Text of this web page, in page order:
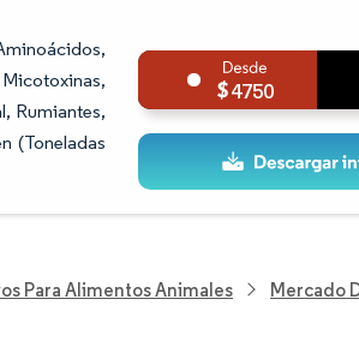
Rumiantes,
(Toneladas
4750
Para Alimentos Animales Mercado